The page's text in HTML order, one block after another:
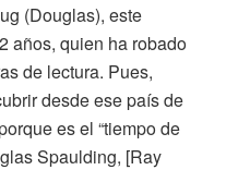
(Douglas), este
años, quien ha robado
de lectura. Pues,
desde ese país de
es el “tiempo de
Spaulding, [Ray